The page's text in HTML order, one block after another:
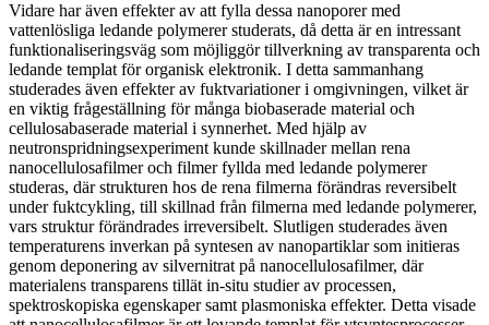
Vidare har även effekter av att fylla dessa nanoporer med
vattenlösliga ledande polymerer studerats, då detta är en intressant
funktionaliseringsväg som möjliggör tillverkning av transparenta och
ledande templat för organisk elektronik. I detta sammanhang
studerades även effekter av fuktvariationer i omgivningen, vilket är
en viktig frågeställning för många biobaserade material och
cellulosabaserade material i synnerhet. Med hjälp av
neutronspridningsexperiment kunde skillnader mellan rena
nanocellulosafilmer och filmer fyllda med ledande polymerer
studeras, där strukturen hos de rena filmerna förändras reversibelt
under fuktcykling, till skillnad från filmerna med ledande polymerer,
vars struktur förändrades irreversibelt. Slutligen studerades även
temperaturens inverkan på syntesen av nanopartiklar som initieras
genom deponering av silvernitrat på nanocellulosafilmer, där
materialens transparens tillät in-situ studier av processen,
spektroskopiska egenskaper samt plasmoniska effekter. Detta visade